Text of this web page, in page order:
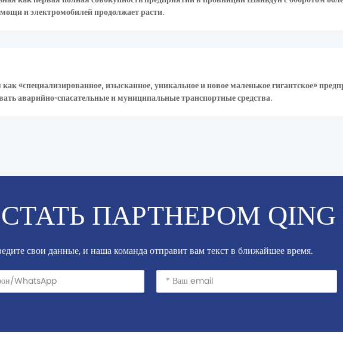
и электромобилей продолжает расти.
«специализированное, изысканное, уникальное и новое маленькое гигантское»
аварийно-спасательные и муниципальные транспортные средства.
ПАРТНЕРОМ QING
свои данные, и наша команда отправит вам текст в ближайшее время.